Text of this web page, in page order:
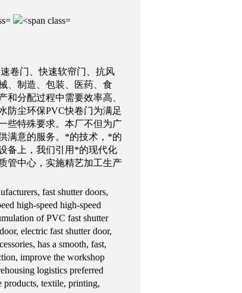
卷门、快速软帘门、抗风
、制造、包装、医药、食
分配过程中需要效率高、
防尘环保PVC快卷门为满足
些特殊要求。本厂不但为广
满意的服务。*的技术，*的
备上，我们引用*的现代化
管中心，实施精艺加工生产
fast shutter doors,
high-speed high-speed
of PVC fast shutter
electric fast shutter door,
has a smooth, fast,
improve the workshop
logistics preferred
products, textile, printing,